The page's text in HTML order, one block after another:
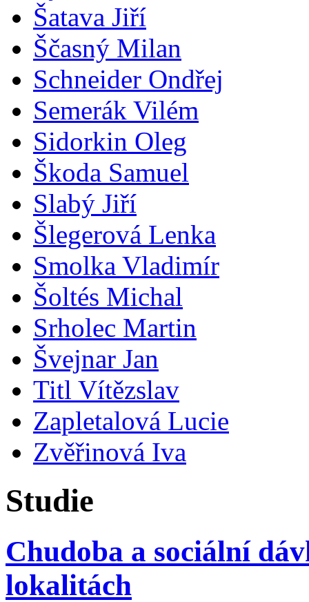
Šatava Jiří
Ščasný Milan
Schneider Ondřej
Semerák Vilém
Sidorkin Oleg
Škoda Samuel
Slabý Jiří
Šlegerová Lenka
Smolka Vladimír
Šoltés Michal
Srholec Martin
Švejnar Jan
Titl Vítězslav
Zapletalová Lucie
Zvěřinová Iva
Studie
Chudoba a sociální
lokalitách